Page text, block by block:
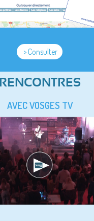
> Consulter
RENCONTRES
AVEC VOSGES TV